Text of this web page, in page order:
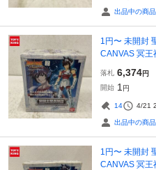
出品中の商品
1円〜 未開封
CANVAS 冥王
落札 6,374円
開始 1 円
14 4/21
出品中の商品
1円〜 未開封
CANVAS 冥王